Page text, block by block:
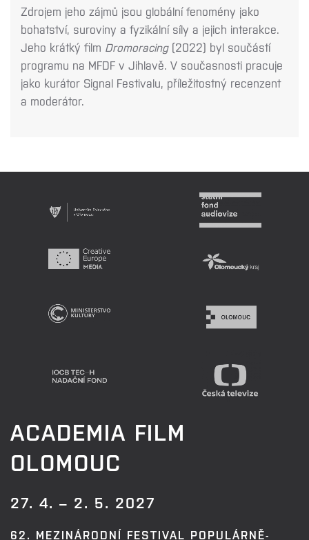
Zdrojem jeho zájmů jsou globální fenomény jako
bohatství, suroviny a fyzikální síly a jejich interakce.
Jeho krátký film Dromoracing(2022) byl součástí
programu na MFDF v Jihlavě. V současnosti pracuje
jako kurátor Signal Festivalu, příležitostný recenzent
a moderátor.
ACADEMIA FILM
OLOMOUC
27. 4. – 2. 5. 2027
62. MEZINÁRODNÍ FESTIVAL POPULÁRNĚ-